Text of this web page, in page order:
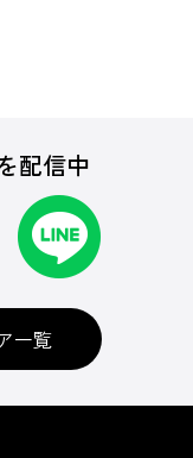
配信中
一覧